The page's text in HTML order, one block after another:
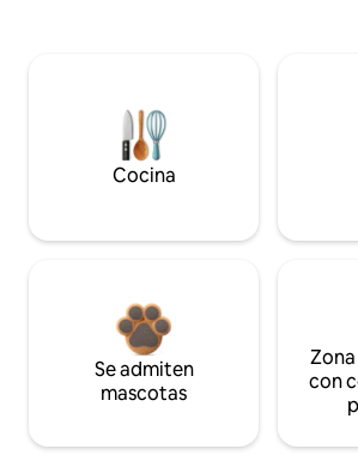
Cocina
Se admiten
mascotas
con